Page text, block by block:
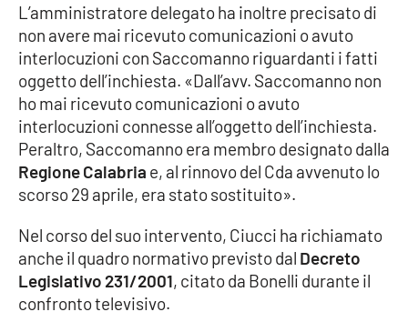
Parchi Marini Calabria
Leggendo Alvaro insieme
Imprese Di Calabria
Le perfidie di Antonella Grippo
STREAMING
L’amministratore delegato ha inoltre precisato di
non avere mai ricevuto comunicazioni o avuto
interlocuzioni con Saccomanno riguardanti i fatti
oggetto dell’inchiesta. «Dall’avv. Saccomanno non
ho mai ricevuto comunicazioni o avuto
interlocuzioni connesse all’oggetto dell’inchiesta.
Peraltro, Saccomanno era membro designato dalla
Regione Calabria e, al rinnovo del Cda avvenuto lo
scorso 29 aprile, era stato sostituito».
Nel corso del suo intervento, Ciucci ha richiamato
anche il quadro normativo previsto dal Decreto
Legislativo 231/2001, citato da Bonelli durante il
confronto televisivo.